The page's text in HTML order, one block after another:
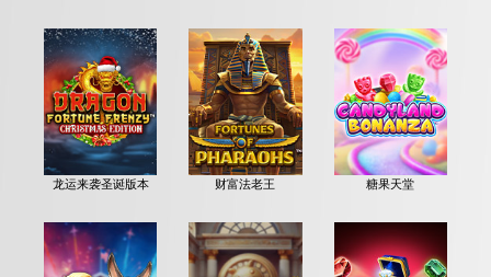
龙运来袭圣诞版本 财富法老王 糖果天堂